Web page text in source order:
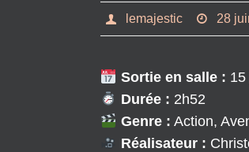
lemajestic 28
Sortie en salle :
Durée : 2h52
Genre : Action,
Réalisateur :